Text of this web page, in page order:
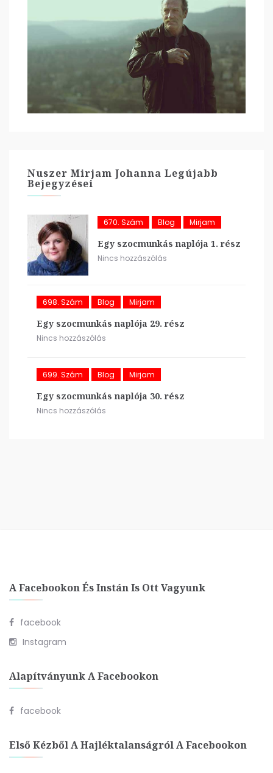
Nuszer Mirjam Johanna Legújabb
Bejegyzései
670. Szám Blog Mirjam
Egy szocmunkás naplója 1. rész
Nincs hozzászólás
698. Szám Blog Mirjam
Egy szocmunkás naplója 29. rész
Nincs hozzászólás
699. Szám Blog Mirjam
Egy szocmunkás naplója 30. rész
Nincs hozzászólás
A Facebookon És Instán Is Ott Vagyunk
facebook
Instagram
Alapítványunk A Facebookon
facebook
Első Kézből A Hajléktalanságról A Facebookon